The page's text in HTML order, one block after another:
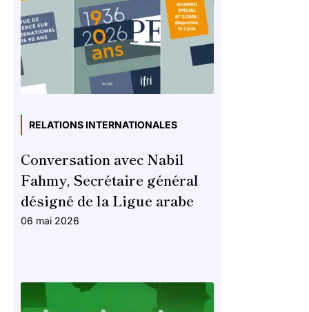
RELATIONS INTERNATIONALES
Conversation avec Nabil
Fahmy, Secrétaire général
désigné de la Ligue arabe
06 mai 2026